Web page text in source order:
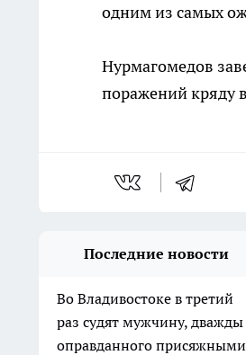
одним из самых
Нурмагомедов
поражений кряду
Последние новости
Во Владивостоке в третий
раз судят мужчину, дважды
оправданного присяжными